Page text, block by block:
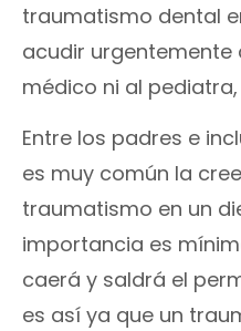
traumatismo dental
acudir urgentemente
médico ni al
Entre los padres e
es muy común la
traumatismo en un
importancia es
caerá y saldrá el
es así ya que un